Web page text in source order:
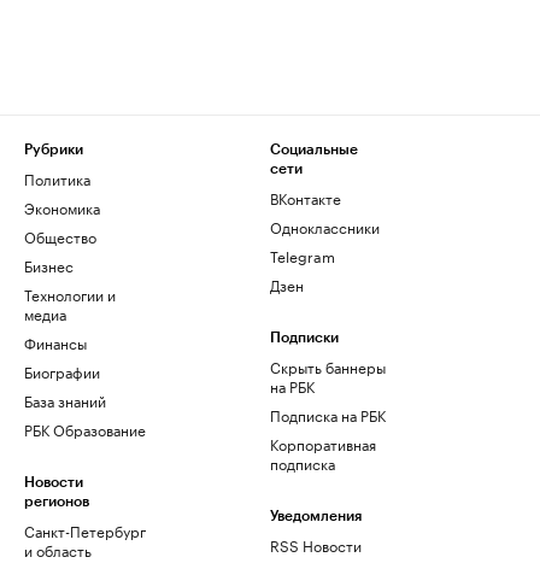
Рубрики
Политика
Экономика
Общество
Бизнес
Технологии и
медиа
Финансы
Биографии
База знаний
РБК Образование
Новости
регионов
Санкт-Петербург
и область
Социальные
сети
ВКонтакте
Одноклассники
Telegram
Дзен
Подписки
Скрыть баннеры
на РБК
Подписка на РБК
Корпоративная
подписка
Уведомления
RSS Новости